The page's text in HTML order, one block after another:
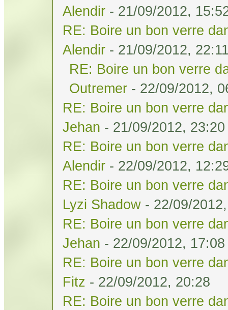
Alendir - 21/09/2012,
RE: Boire un bon verre
Alendir - 21/09/2012,
RE: Boire un bon verre
Outremer - 22/09/2012,
RE: Boire un bon verre
Jehan - 21/09/2012, 23:20
RE: Boire un bon verre
Alendir - 22/09/2012,
RE: Boire un bon verre
Lyzi Shadow - 22/09/
RE: Boire un bon verre
Jehan - 22/09/2012, 17:08
RE: Boire un bon verre
Fitz - 22/09/2012, 20:28
RE: Boire un bon verre